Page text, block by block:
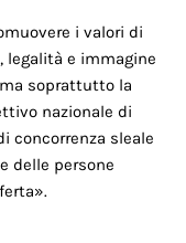
i valori di
legalità e immagine
soprattutto la
nazionale di
concorrenza sleale
delle persone